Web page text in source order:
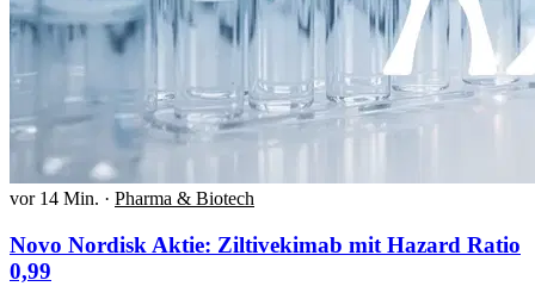
vor 14 Min. · Pharma & Biotech
Novo Nordisk Aktie: Ziltivekimab mit Hazard Ratio
0,99